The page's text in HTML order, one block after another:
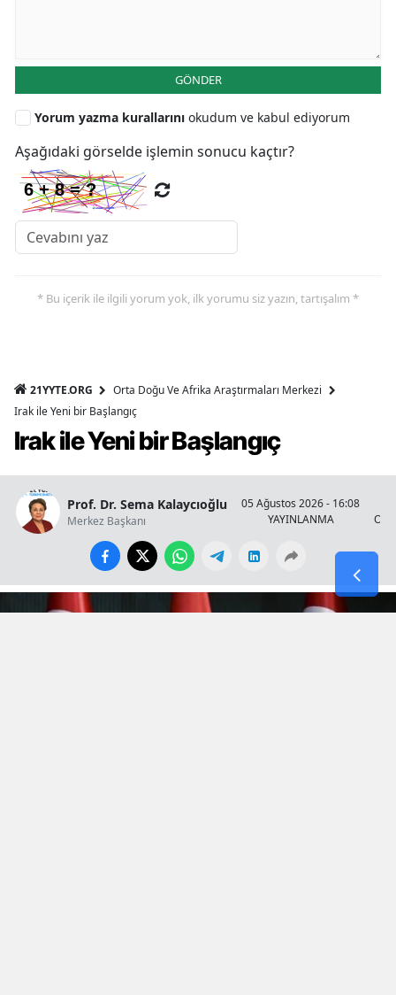
GÖNDER
Yorum yazma kurallarını okudum ve kabul ediyorum
Aşağıdaki görselde işlemin sonucu kaçtır?
* Bu içerik ile ilgili yorum yok, ilk yorumu siz yazın, tartışalım *
21YYTE.ORG
Orta Doğu Ve Afrika Araştırmaları Merkezi
Irak ile Yeni bir Başlangıç
Irak ile Yeni bir Başlangıç
Prof. Dr. Sema Kalaycıoğlu
Merkez Başkanı
05 Ağustos 2026 - 16:08
YAYINLANMA